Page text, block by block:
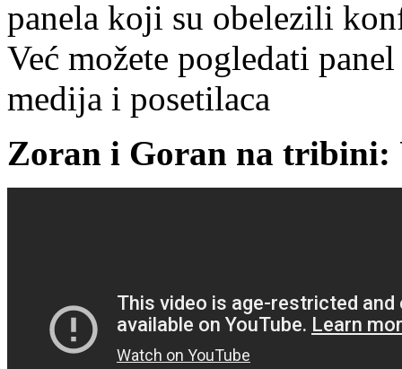
panela koji su obelezili
Već možete pogledati
medija i posetilaca
Zoran i Goran na